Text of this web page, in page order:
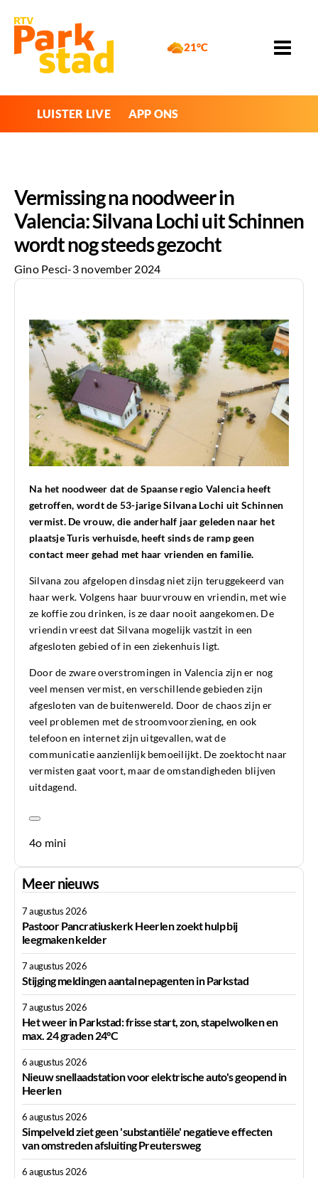
21°C
LUISTER LIVE APP ONS
Vermissing na noodweer in
Valencia: Silvana Lochi uit Schinnen
wordt nog steeds gezocht
Gino Pesci-3 november 2024
Na het noodweer dat de Spaanse regio Valencia heeft
getroffen, wordt de 53-jarige Silvana Lochi uit Schinnen
vermist. De vrouw, die anderhalf jaar geleden naar het
plaatsje Turis verhuisde, heeft sinds de ramp geen
contact meer gehad met haar vrienden en familie.
Silvana zou afgelopen dinsdag niet zijn teruggekeerd van
haar werk. Volgens haar buurvrouw en vriendin, met wie
ze koffie zou drinken, is ze daar nooit aangekomen. De
vriendin vreest dat Silvana mogelijk vastzit in een
afgesloten gebied of in een ziekenhuis ligt.
Door de zware overstromingen in Valencia zijn er nog
veel mensen vermist, en verschillende gebieden zijn
afgesloten van de buitenwereld. Door de chaos zijn er
veel problemen met de stroomvoorziening, en ook
telefoon en internet zijn uitgevallen, wat de
communicatie aanzienlijk bemoeilijkt. De zoektocht naar
vermisten gaat voort, maar de omstandigheden blijven
uitdagend.
4o mini
Meer nieuws
7 augustus 2026
Pastoor Pancratiuskerk Heerlen zoekt hulp bij
leegmaken kelder
7 augustus 2026
Stijging meldingen aantal nepagenten in Parkstad
7 augustus 2026
Het weer in Parkstad: frisse start, zon, stapelwolken en
max. 24 graden 24°C
6 augustus 2026
Nieuw snellaadstation voor elektrische auto's geopend in
Heerlen
6 augustus 2026
Simpelveld ziet geen 'substantiële' negatieve effecten
van omstreden afsluiting Preutersweg
6 augustus 2026